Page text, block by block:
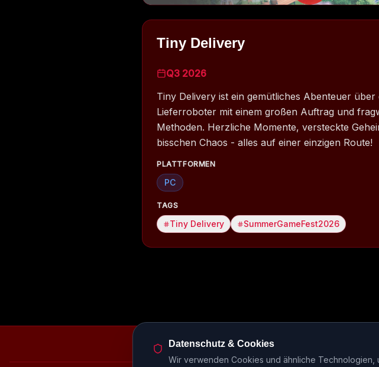
Tiny Delivery
Q3 2026
Tiny Delivery ist ein gemütliches Abenteuer über
Lieferroboter mit einem großen Auftrag und
Methoden. Herzliche Momente, versteckte
bisschen Chaos - alles auf einer einzigen Route!
PLATTFORMEN
PC
TAGS
Tiny Delivery SummerGameFest2026
Episodenbibliothek Release-Kalender
Datenschutz & Cookies
Wir verwenden Cookies und ähnliche Technologien,